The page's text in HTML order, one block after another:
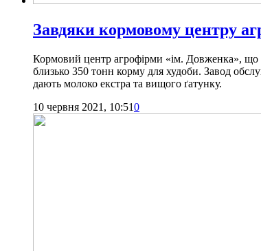
Завдяки кормовому центру
Кормовий центр агрофірми «ім. Довженка»,
близько 350 тонн корму для худоби. Завод
дають молоко екстра та вищого ґатунку.
10 червня 2021, 10:510